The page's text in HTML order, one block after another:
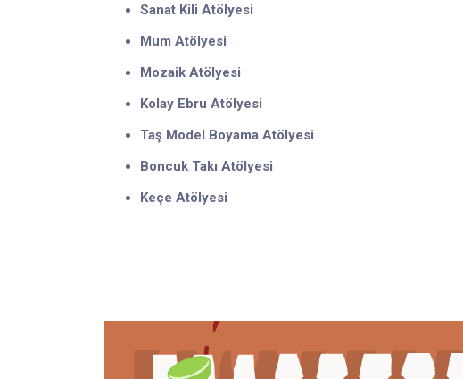
Sanat Kili Atölyesi
Mum Atölyesi
Mozaik Atölyesi
Kolay Ebru Atölyesi
Taş Model Boyama Atölyesi
Boncuk Takı Atölyesi
Keçe Atölyesi